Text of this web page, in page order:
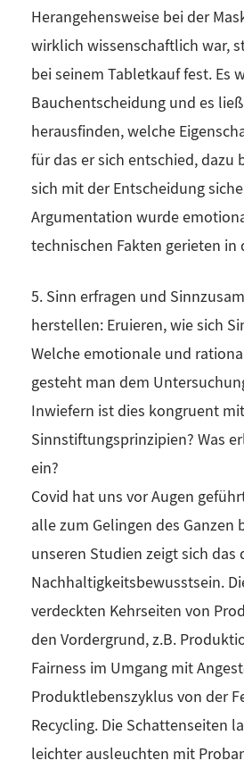
Herangehensweise bei der
wirklich wissenschaftlich war,
bei seinem Tabletkauf fest. Es
Bauchentscheidung und es
herausfinden, welche
für das er sich entschied, dazu
sich mit der Entscheidung
Argumentation wurde
technischen Fakten gerieten
5. Sinn erfragen und
herstellen: Eruieren, wie sich
Welche emotionale und
gesteht man dem
Inwiefern ist dies kongruent
Sinnstiftungsprinzipien? Was
ein?
Covid hat uns vor Augen
alle zum Gelingen des Ganzen
unseren Studien zeigt sich das
Nachhaltigkeitsbewusstsein.
verdeckten Kehrseiten von
den Vordergrund, z.B.
Fairness im Umgang mit
Produktlebenszyklus von der
Recycling. Die Schattenseiten
leichter ausleuchten mit